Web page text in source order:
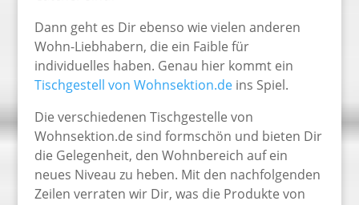
Dann geht es Dir ebenso wie vielen anderen
Wohn-Liebhabern, die ein Faible für
individuelles haben. Genau hier kommt ein
Tischgestell von Wohnsektion.deins Spiel.
Die verschiedenen Tischgestelle von
Wohnsektion.de sind formschön und bieten Dir
die Gelegenheit, den Wohnbereich auf ein
neues Niveau zu heben. Mit den nachfolgenden
Zeilen verraten wir Dir, was die Produkte von